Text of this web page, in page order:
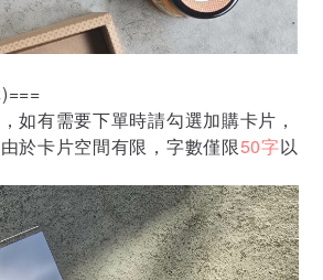
如有需要下單時請勾選加購卡片，
於卡片空間有限，字數僅限50字以